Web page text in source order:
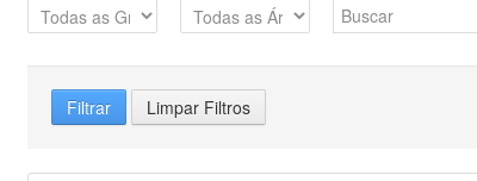
Filtrar Limpar Filtros